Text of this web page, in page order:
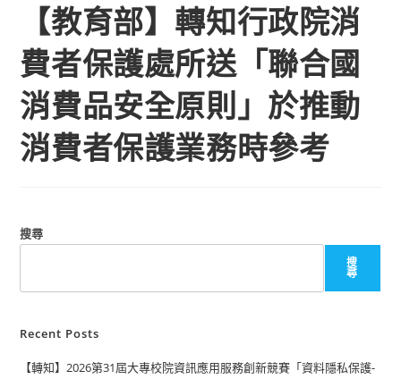
【教育部】轉知行政院消
費者保護處所送「聯合國
消費品安全原則」於推動
消費者保護業務時參考
搜尋
搜
尋
Recent Posts
【轉知】2026第31屆大專校院資訊應用服務創新競賽「資料隱私保護-